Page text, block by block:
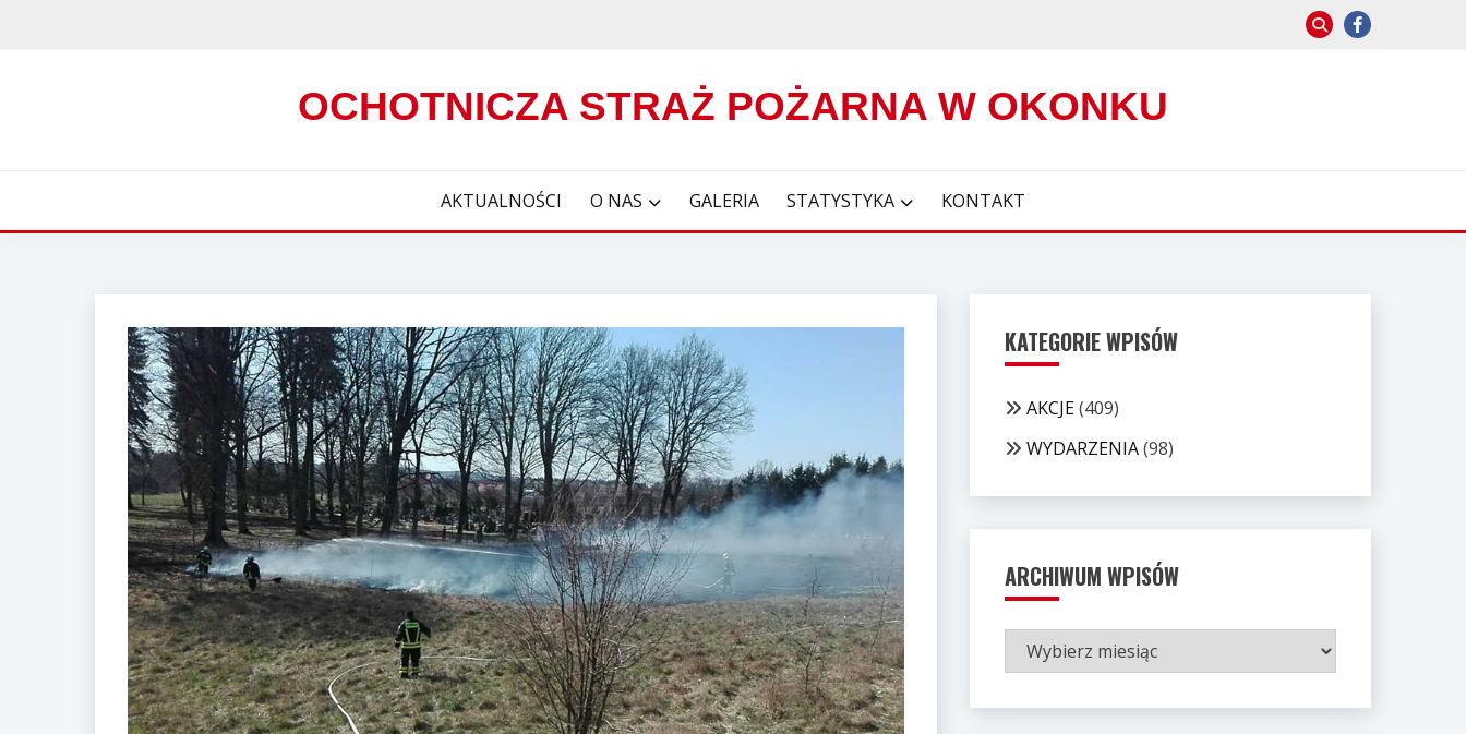
OCHOTNICZA STRAŻ POŻARNA W OKONKU
AKTUALNOŚCI O NAS GALERIA STATYSTYKA KONTAKT
KATEGORIE WPISÓW
AKCJE(409)
WYDARZENIA(98)
ARCHIWUM WPISÓW
ARCHIWUM
WPISÓW